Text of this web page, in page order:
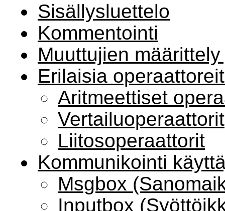
Sisällysluettelo
Kommentointi
Muuttujien
Erilaisia
Aritmeettiset
Vertailuoperaattorit
Liitosoperaattorit
Kommunikointi
Msgbox
Inputbox